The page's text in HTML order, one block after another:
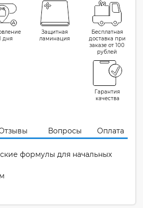
дня
Защитная
ламинация
Бесплатная
доставка при
заказе от 100
рублей
Гарантия
качества
Вопросы Оплата
формулы для начальных